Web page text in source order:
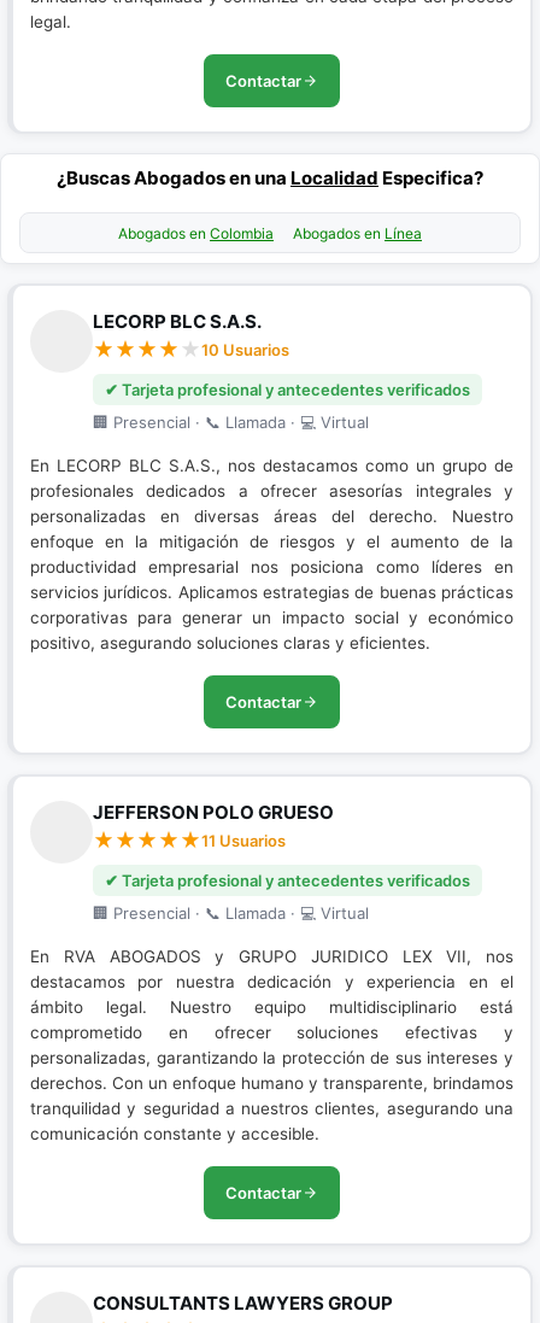
legal.
Contactar
¿Buscas Abogados en una Localidad Especifica?
Abogados en Colombia Abogados en Línea
LECORP BLC S.A.S.
10 Usuarios
✔ Tarjeta profesional y antecedentes verificados
🏢 Presencial · 📞 Llamada · 💻 Virtual
En LECORP BLC S.A.S., nos destacamos como un grupo de
profesionales dedicados a ofrecer asesorías integrales y
personalizadas en diversas áreas del derecho. Nuestro
enfoque en la mitigación de riesgos y el aumento de la
productividad empresarial nos posiciona como líderes en
servicios jurídicos. Aplicamos estrategias de buenas prácticas
corporativas para generar un impacto social y económico
positivo, asegurando soluciones claras y eficientes.
Contactar
JEFFERSON POLO GRUESO
11 Usuarios
✔ Tarjeta profesional y antecedentes verificados
🏢 Presencial · 📞 Llamada · 💻 Virtual
En RVA ABOGADOS y GRUPO JURIDICO LEX VII, nos
destacamos por nuestra dedicación y experiencia en el
ámbito legal. Nuestro equipo multidisciplinario está
comprometido en ofrecer soluciones efectivas y
personalizadas, garantizando la protección de sus intereses y
derechos. Con un enfoque humano y transparente, brindamos
tranquilidad y seguridad a nuestros clientes, asegurando una
comunicación constante y accesible.
Contactar
CONSULTANTS LAWYERS GROUP